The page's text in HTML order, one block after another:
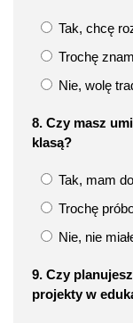
Tak, chcę
Trochę
Nie, wolę
8. Czy masz
klasą?
Tak, mam
Trochę
Nie, nie
9. Czy
projekty w